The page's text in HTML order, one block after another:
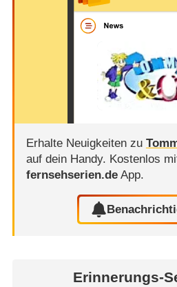
Erhalte Neuigkeiten zu
auf dein Handy. Kostenlos
fernsehserien.deApp.
Erinnerungs-